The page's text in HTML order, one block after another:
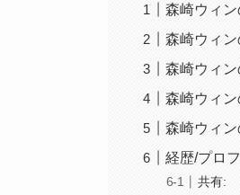
森崎ウィ
森崎ウィ
森崎ウィ
森崎ウィ
森崎ウィ
経歴/プロ
共有: